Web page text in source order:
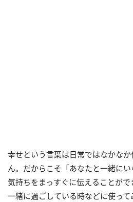
幸せという言葉は日常ではなかな
ん。だからこそ「あなたと一緒に
気持ちをまっすぐに伝えることが
一緒に過ごしている時などに使って